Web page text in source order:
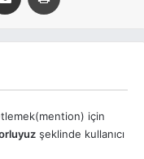
için
şeklinde kullanıcı